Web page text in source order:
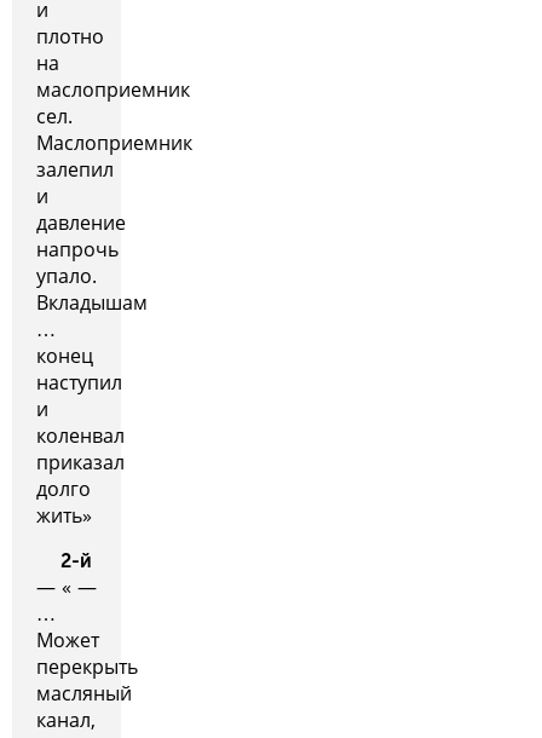
и
плотно
на
маслоприемник
сел.
Маслоприемник
залепил
и
давление
напрочь
упало.
Вкладышам
…
конец
наступил
и
коленвал
приказал
долго
жить»
2-й
— « —
…
Может
перекрыть
масляный
канал,